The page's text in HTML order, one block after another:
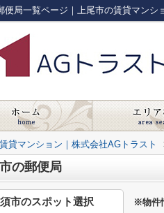
便局一覧ページ｜上尾市の賃貸マンシ
貸マンション｜株式会社AGトラスト
の郵便局
※物件
市のスポット選択